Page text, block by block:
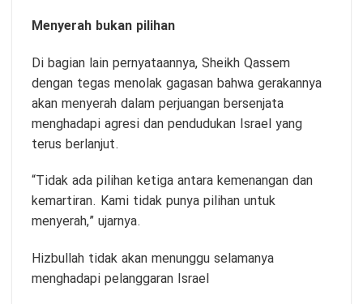
Menyerah bukan pilihan
Di bagian lain pernyataannya, Sheikh Qassem
dengan tegas menolak gagasan bahwa gerakannya
akan menyerah dalam perjuangan bersenjata
menghadapi agresi dan pendudukan Israel yang
terus berlanjut.
“Tidak ada pilihan ketiga antara kemenangan dan
kemartiran. Kami tidak punya pilihan untuk
menyerah,” ujarnya.
Hizbullah tidak akan menunggu selamanya
menghadapi pelanggaran Israel